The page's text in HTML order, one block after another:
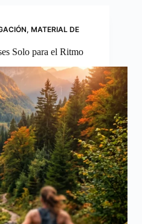
, MATERIAL DE
Solo para el Ritmo